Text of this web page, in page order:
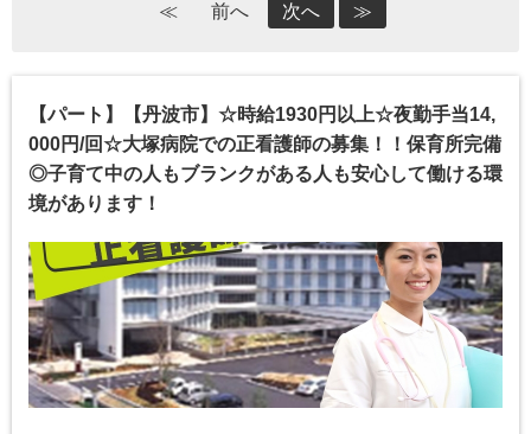
≪ 前へ 次へ ≫
【パート】【丹波市】☆時給1930円以上☆夜勤手当14,
000円/回☆大塚病院での正看護師の募集！！保育所完備
◎子育て中の人もブランクがある人も安心して働ける環
境があります！